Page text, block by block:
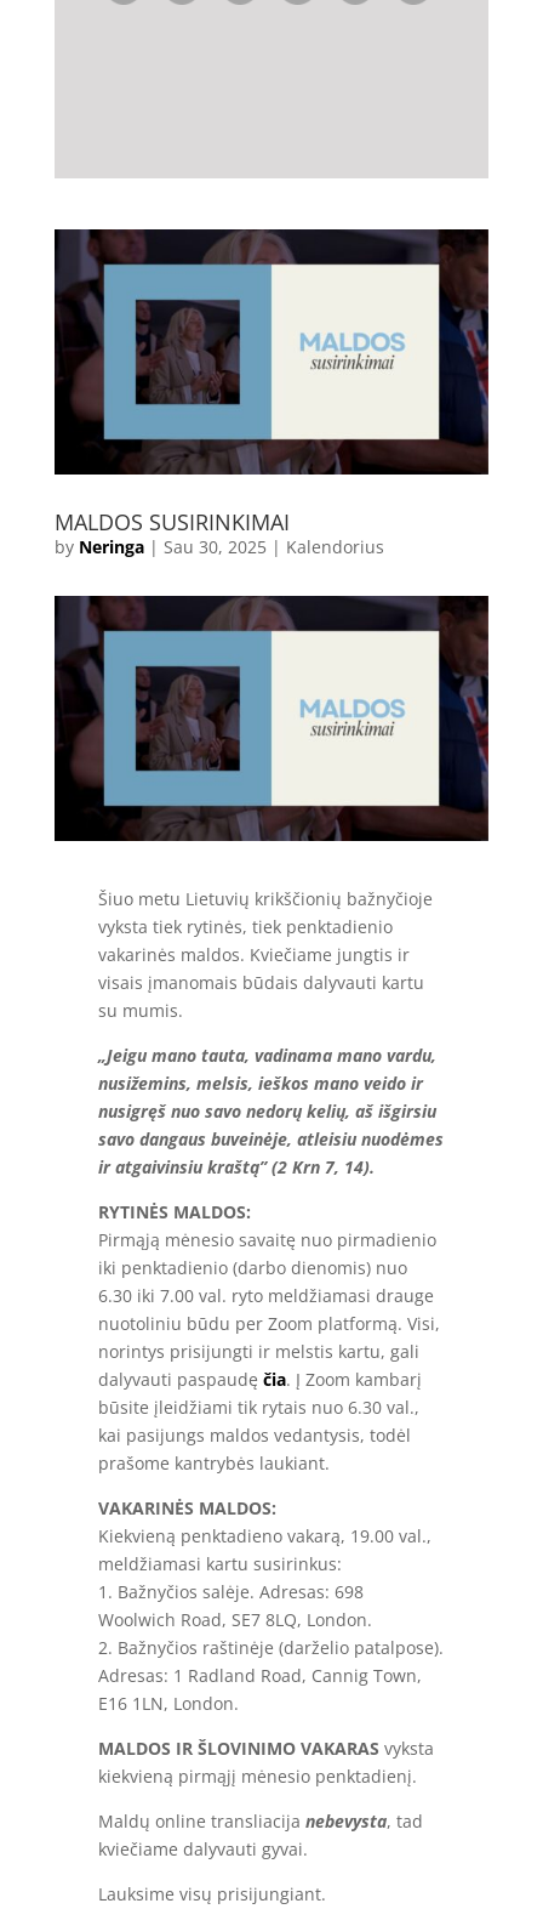
MALDOS SUSIRINKIMAI
by Neringa| Sau 30, 2025| Kalendorius
Šiuo metu Lietuvių krikščionių bažnyčioje
vyksta tiek rytinės, tiek penktadienio
vakarinės maldos. Kviečiame jungtis ir
visais įmanomais būdais dalyvauti kartu
su mumis.
„Jeigu mano tauta, vadinama mano vardu,
nusižemins, melsis, ieškos mano veido ir
nusigręš nuo savo nedorų kelių, aš išgirsiu
savo dangaus buveinėje, atleisiu nuodėmes
ir atgaivinsiu kraštą” (2 Krn 7, 14).
RYTINĖS MALDOS:
Pirmąją mėnesio savaitę nuo pirmadienio
iki penktadienio (darbo dienomis) nuo
6.30 iki 7.00 val. ryto meldžiamasi drauge
nuotoliniu būdu per Zoom platformą. Visi,
norintys prisijungti ir melstis kartu, gali
dalyvauti paspaudę čia. Į Zoom kambarį
būsite įleidžiami tik rytais nuo 6.30 val.,
kai pasijungs maldos vedantysis, todėl
prašome kantrybės laukiant.
VAKARINĖS MALDOS:
Kiekvieną penktadieno vakarą, 19.00 val.,
meldžiamasi kartu susirinkus:
1. Bažnyčios salėje. Adresas: 698
Woolwich Road, SE7 8LQ, London.
2. Bažnyčios raštinėje (darželio patalpose).
Adresas: 1 Radland Road, Cannig Town,
E16 1LN, London.
MALDOS IR ŠLOVINIMO VAKARAS vyksta
kiekvieną pirmąjį mėnesio penktadienį.
Maldų online transliacija nebevysta, tad
kviečiame dalyvauti gyvai.
Lauksime visų prisijungiant.